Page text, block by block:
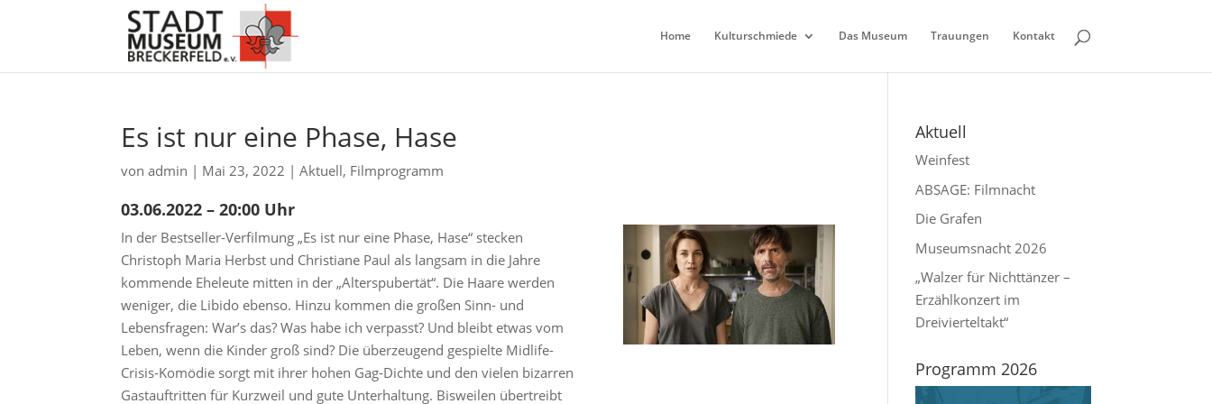
Home Kulturschmiede Das Museum Trauungen Kontakt
Es ist nur eine Phase, Hase
vonadmin | Mai 23, 2022 |Aktuell, Filmprogramm
03.06.2022 – 20:00 Uhr
In der Bestseller-Verfilmung „Es ist nur eine Phase, Hase“ stecken
Christoph Maria Herbst und Christiane Paul als langsam in die Jahre
kommende Eheleute mitten in der „Alterspubertät“. Die Haare werden
weniger, die Libido ebenso. Hinzu kommen die großen Sinn- und
Lebensfragen: War’s das? Was habe ich verpasst? Und bleibt etwas vom
Leben, wenn die Kinder groß sind? Die überzeugend gespielte Midlife-
Crisis-Komödie sorgt mit ihrer hohen Gag-Dichte und den vielen bizarren
Gastauftritten für Kurzweil und gute Unterhaltung. Bisweilen übertreibt
Aktuell
Weinfest
ABSAGE: Filmnacht
Die Grafen
Museumsnacht 2026
„Walzer für Nichttänzer –
Erzählkonzert im
Dreivierteltakt“
Programm 2026